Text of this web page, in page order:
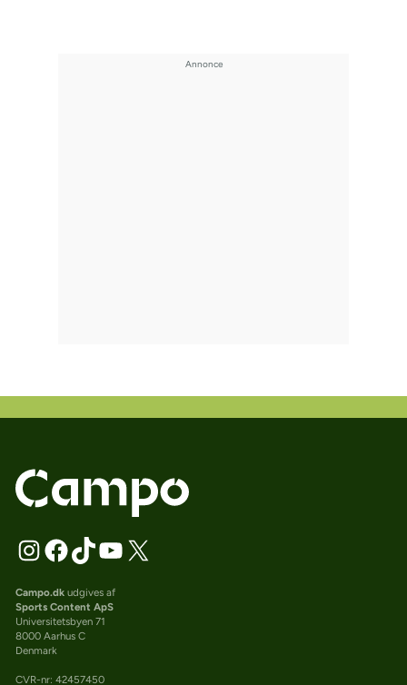
Campo.dkudgives af
Sports Content ApS
Universitetsbyen 71
8000 Aarhus C
Denmark
CVR-nr: 42457450